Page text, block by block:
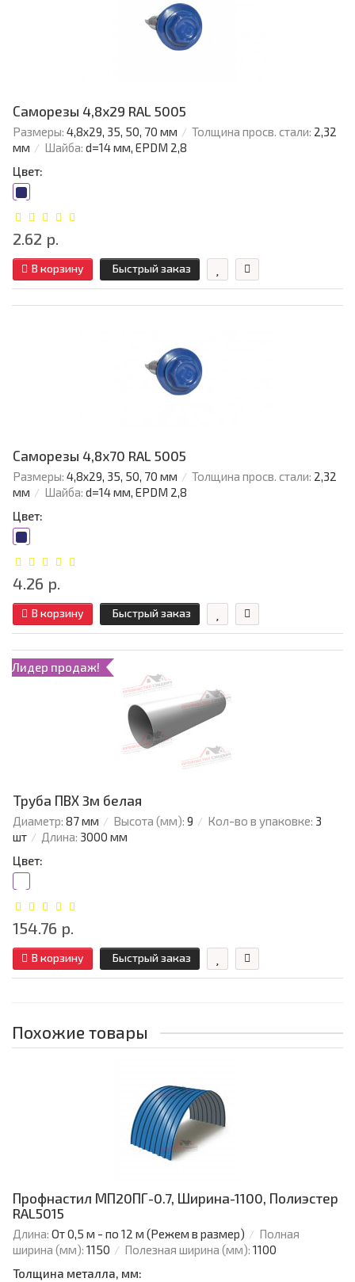
Саморезы 4,8х29 RAL 5005
Размеры: 4,8х29, 35, 50, 70 мм Толщина просв. стали: 2,32
мм
Шайба: d=14 мм, EPDM 2,8
Цвет:
2.62 р.
В корзину Быстрый заказ
Саморезы 4,8х70 RAL 5005
Размеры: 4,8х29, 35, 50, 70 мм Толщина просв. стали: 2,32
мм
Шайба: d=14 мм, EPDM 2,8
Цвет:
4.26 р.
В корзину Быстрый заказ
Лидер продаж!
Труба ПВХ 3м белая
Диаметр: 87 мм Высота (мм): 9 Кол-во в упаковке: 3
шт
Длина: 3000 мм
Цвет:
154.76 р.
В корзину Быстрый заказ
Похожие товары
Профнастил МП20ПГ-0.7, Ширина-1100, Полиэстер
RAL5015
Длина: От 0,5 м - по 12 м (Режем в размер)
Полная
ширина (мм): 1150 Полезная ширина (мм): 1100
Толщина металла, мм: